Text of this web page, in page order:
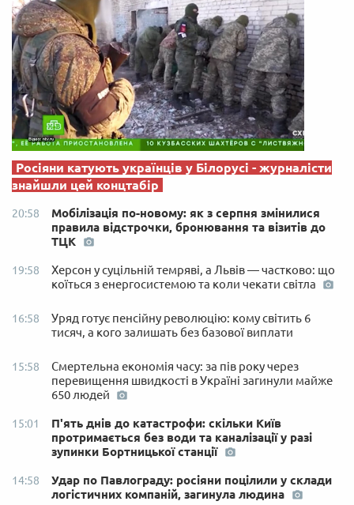
Росіяни катують українців у Білорусі - журналісти
знайшли цей концтабір
20:58
Мобілізація по-новому: як з серпня змінилися
правила відстрочки, бронювання та візитів до
ТЦК
19:58
Херсон у суцільній темряві, а Львів — частково: що
коїться з енергосистемою та коли чекати світла
16:58
Уряд готує пенсійну революцію: кому світить 6
тисяч, а кого залишать без базової виплати
15:58
Смертельна економія часу: за пів року через
перевищення швидкості в Україні загинули майже
650 людей
15:01
П'ять днів до катастрофи: скільки Київ
протримається без води та каналізації у разі
зупинки Бортницької станції
14:58
Удар по Павлограду: росіяни поцілили у склади
логістичних компаній, загинула людина